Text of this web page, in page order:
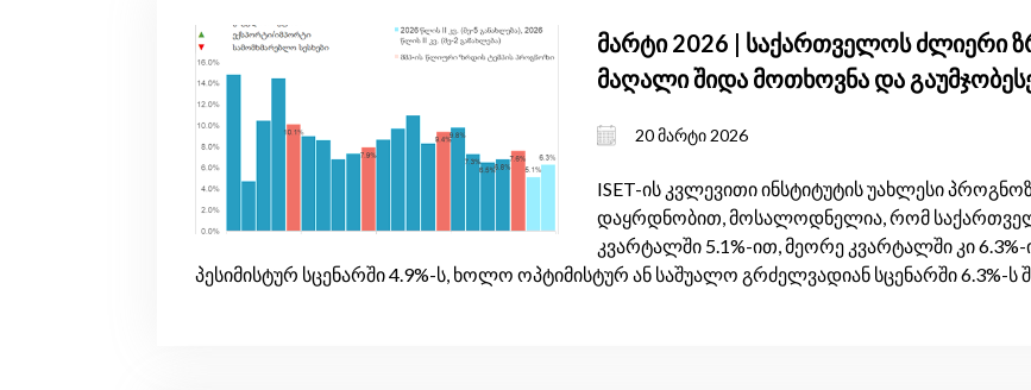
მარტი 2026 | საქართველოს ძლიერი
მაღალი შიდა მოთხოვნა და
20 მარტი 2026
ISET-ის კვლევითი ინსტიტუტის უახლესი
დაყრდნობით, მოსალოდნელია, რომ
კვარტალში 5.1%-ით, მეორე კვარტალში კი
პესიმისტურ სცენარში 4.9%-ს, ხოლო ოპტიმისტურ ან საშუალო გრძელვადიან სცენარში 6.3%-ს